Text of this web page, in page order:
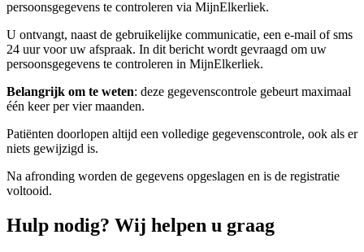
persoonsgegevens te controleren via MijnElkerliek.
U ontvangt, naast de gebruikelijke communicatie, een e-mail of sms
24 uur voor uw afspraak. In dit bericht wordt gevraagd om uw
persoonsgegevens te controleren in MijnElkerliek.
Belangrijk om te weten: deze gegevenscontrole gebeurt maximaal
één keer per vier maanden.
Patiënten doorlopen altijd een volledige gegevenscontrole, ook als er
niets gewijzigd is.
Na afronding worden de gegevens opgeslagen en is de registratie
voltooid.
Hulp nodig? Wij helpen u graag